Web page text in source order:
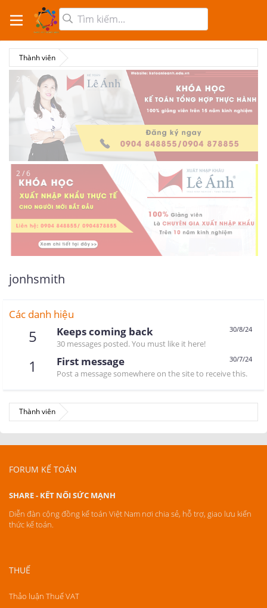
Thành viên
2 / 6
2 / 6
jonhsmith
Các danh hiệu
5 30/8/24
Keeps coming back
30 messages posted. You must like it here!
1 30/7/24
First message
Post a message somewhere on the site to receive this.
Thành viên
FORUM KẾ TOÁN
SHARE - KẾT NỐI SỨC MẠNH
Diễn đàn cộng đồng kế toán Việt Nam nơi chia sẻ, hỗ trợ, giao lưu kiến
thức kế toán.
THUẾ
Thảo luận Thuế VAT